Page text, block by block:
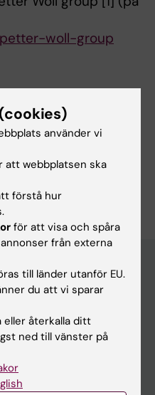
woll-group
molekylärbiologi
använder vi
att webbplatsen ska
förstå hur
för att visa och spåra
från externa
till länder utanför EU.
du att vi sparar
eller återkalla ditt
ned till vänster på